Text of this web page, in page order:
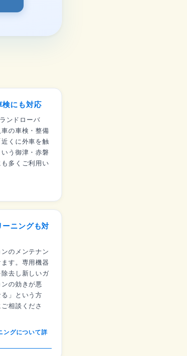
検にも対応
ンドローバ
の車検・整備
くに外車を触
う御津・赤磐
多くご利用い
ーニングも対
のメンテナン
す。専用機器
去し新しいガ
の効きが悪
」という方
相談くださ
ングについて詳